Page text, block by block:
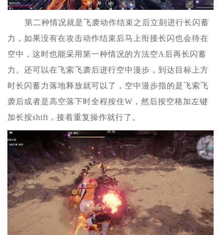
第二种情况就是飞袭动作结束之后立刻进行长闪蓄
力，如果没有在攻击动作结束后马上衔接长闪也会待在
空中，这时也能采用第一种情况的方法空A后再长闪蓄
力。还可以在飞索飞袭后进行空中漫步，到达目标上方
时长闪蓄力落地释放就可以了，空中漫步指的是飞索飞
袭后或者是高空落下时全程按住W，然后按空格加左键
加长按shift，接着重复操作就行了。